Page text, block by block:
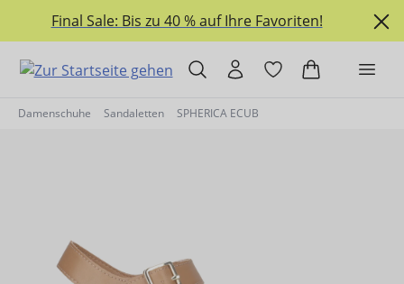
springen
Final Sale: Bis zu 40 % auf Ihre Favoriten!
Damenschuhe Sandaletten SPHERICA ECUB